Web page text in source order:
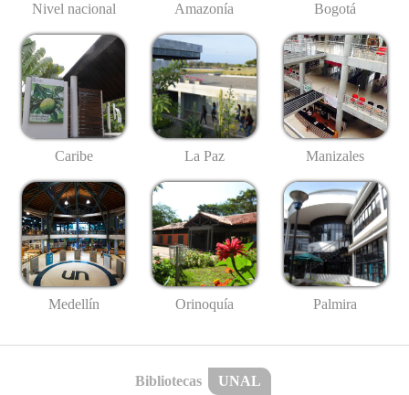
Nivel nacional Amazonía Bogotá
Caribe La Paz Manizales
Medellín Orinoquía Palmira
Bibliotecas UNAL